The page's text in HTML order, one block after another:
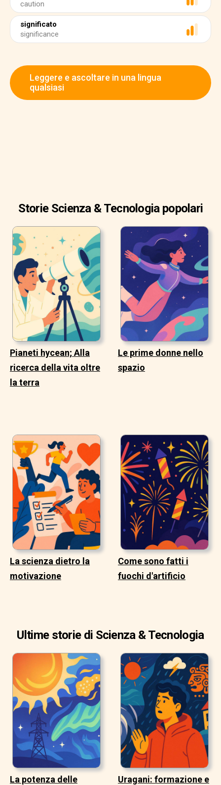
caution
significato
significance
Leggere e ascoltare in una lingua
qualsiasi
Storie Scienza & Tecnologia popolari
Pianeti hycean; Alla
ricerca della vita oltre
la terra
Le prime donne nello
spazio
La scienza dietro la
motivazione
Come sono fatti i
fuochi d'artificio
Ultime storie di Scienza & Tecnologia
La potenza delle Uragani: formazione e